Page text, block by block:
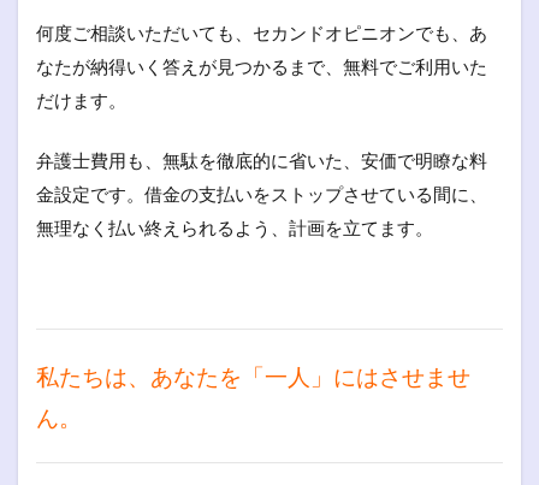
何度ご相談いただいても、セカンドオピニオンでも、あ
なたが納得いく答えが見つかるまで、無料でご利用いた
だけます。
弁護士費用も、無駄を徹底的に省いた、安価で明瞭な料
金設定です。借金の支払いをストップさせている間に、
無理なく払い終えられるよう、計画を立てます。
私たちは、あなたを「一人」にはさせませ
ん。